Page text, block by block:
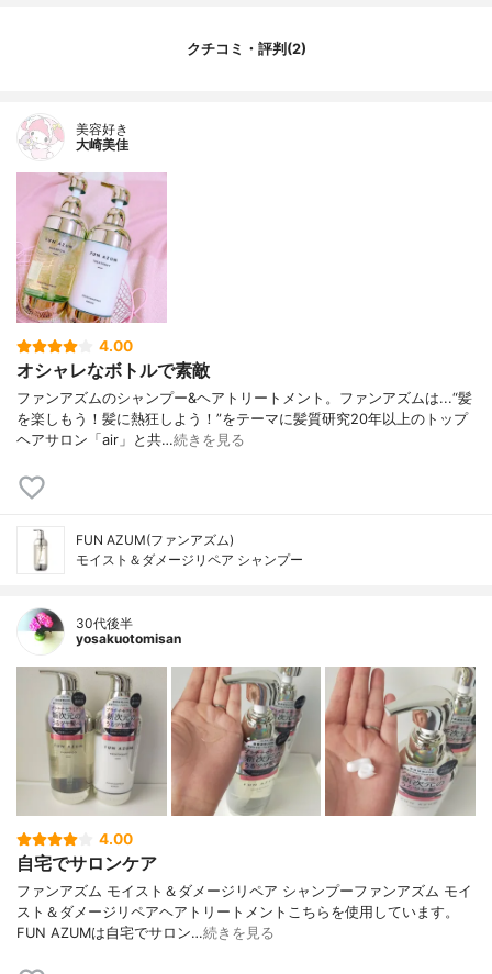
酸、ロイシン、アルギニン、セリン、トレ
クチコミ・評判(2)
美容好き
大崎美佳
4.00
オシャレなボトルで素敵
ファンアズムのシャンプー&ヘアトリートメント。ファンアズムは...“髪
を楽しもう！髪に熱狂しよう！”をテーマに髪質研究20年以上のトップ
ヘアサロン「air」と共…続きを見る
FUN AZUM(ファンアズム)
モイスト＆ダメージリペア シャンプー
30代後半
yosakuotomisan
4.00
自宅でサロンケア
ファンアズム モイスト＆ダメージリペア シャンプーファンアズム モイ
スト＆ダメージリペアヘアトリートメントこちらを使用しています。
FUN AZUMは自宅でサロン…続きを見る